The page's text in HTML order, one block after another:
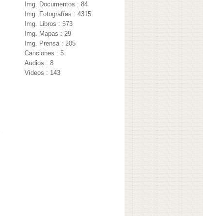
Img. Documentos : 84
Img. Fotografías : 4315
Img. Libros : 573
Img. Mapas : 29
Img. Prensa : 205
Canciones : 5
Audios : 8
Videos : 143